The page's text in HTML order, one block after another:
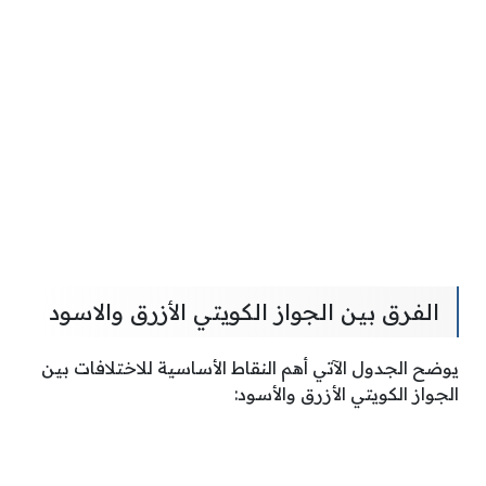
الفرق بين الجواز الكويتي الأزرق والاسود
يوضح الجدول الآتي أهم النقاط الأساسية للاختلافات بين
الجواز الكويتي الأزرق والأسود: